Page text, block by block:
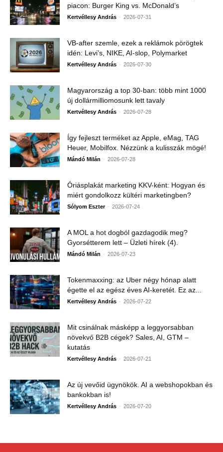
piacon: Burger King vs. McDonald’s
Kertvéllesy András - 2026-07-31
VB-after szemle, ezek a reklámok pörögtek
idén: Levi’s, NIKE, AI-slop, Polymarket
Kertvéllesy András - 2026-07-30
Magyarország a top 30-ban: több mint 1000
új dollármilliomosunk lett tavaly
Kertvéllesy András - 2026-07-28
Így fejleszt terméket az Apple, eMag, TAG
Heuer, Mobilfox. Nézzünk a kulisszák mögé!
Mándó Milán - 2026-07-28
Óriásplakát marketing KKV-ként: Hogyan és
miért gondolkozz kültéri marketingben?
Sólyom Eszter - 2026-07-24
A MOL a hot dogból gazdagodik meg?
Gyorsétterem lett – Üzleti hírek (4).
Mándó Milán - 2026-07-23
Tokenmaxxing: az Uber négy hónap alatt
égette el az egész éves AI-keretét. Ez az...
Kertvéllesy András - 2026-07-22
Mit csinálnak másképp a leggyorsabban
növekvő B2B cégek? Sales, AI, GTM –
kutatás
Kertvéllesy András - 2026-07-21
Az új vevőid ügynökök. AI a webshopokban és
bankokban is!
Kertvéllesy András - 2026-07-20